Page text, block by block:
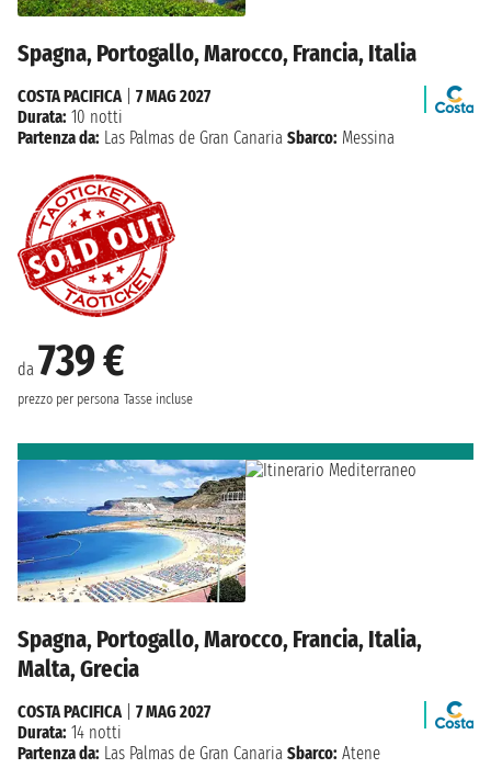
Spagna, Portogallo, Marocco, Francia, Italia
da 739 €
prezzo per persona Tasse incluse
COSTA PACIFICA| 7 MAG 2027
Durata: 10 notti
Partenza da: Las Palmas de Gran Canaria Sbarco: Messina
Spagna, Portogallo, Marocco, Francia, Italia,
Malta, Grecia
COSTA PACIFICA
7 MAG 2027
Durata: 14 notti
Partenza da: Las Palmas de Gran Canaria Sbarco: Atene